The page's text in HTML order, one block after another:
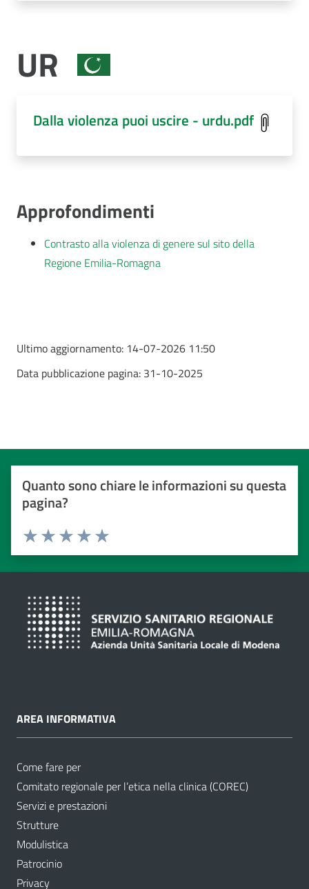
UR
Dalla violenza puoi uscire - urdu.pdf
Approfondimenti
Contrasto alla violenza di genere sul sito della
Regione Emilia-Romagna
Ultimo aggiornamento: 14-07-2026 11:50
Data pubblicazione pagina: 31-10-2025
Quanto sono chiare le informazioni su questa
pagina?
Valuta da 1 a 5 stelle
Valuta 5 stelle su 5
Valuta 4 stelle su 5
Valuta 3 stelle su 5
Valuta 2 stelle su 5
Valuta 1 stelle su 5
AREA INFORMATIVA
Come fare per
Comitato regionale per l’etica nella clinica (COREC)
Servizi e prestazioni
Strutture
Modulistica
Patrocinio
Privacy